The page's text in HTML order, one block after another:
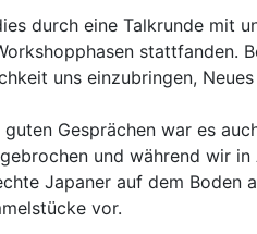
durch eine Talkrunde mit
stattfanden.
uns einzubringen,
Gesprächen war es
und während wir in
Japaner auf dem Boden
vor.